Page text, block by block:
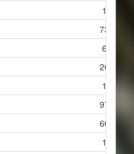
1
73
6
20
1
97
60
1